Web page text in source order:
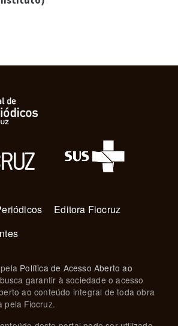
Editora Fiocruz
Política de Acesso Aberto ao
garantir à sociedade o acesso
ao conteúdo integral de toda obra
pela Fiocruz.